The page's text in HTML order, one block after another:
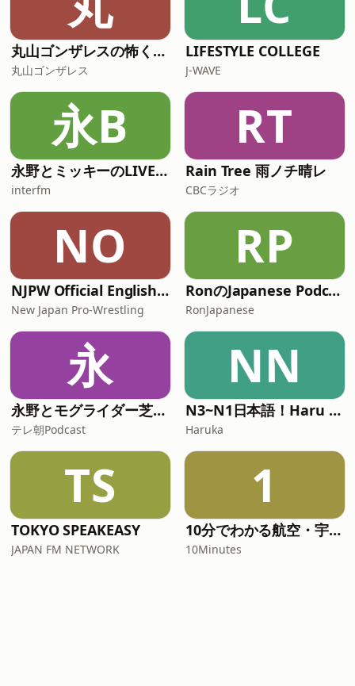
が深く掘り下げたディスカッションを行
います。
丸山ゴンザレスの怖くて奇妙な物件の話
丸山ゴンザレス
LIFESTYLE COLLEGE
J-WAVE
永B
永野とミッキーのLIVE BUZZ -ライブバズ-
interfm
RT
Rain Tree 雨ノチ晴レ
CBCラジオ
NO
NJPW Official English Podcast
New Japan Pro-Wrestling
RP
RonのJapanese Podcast (N4, N3)
RonJapanese
永
永野とモグライダー芝のぐるり遠回り
テレ朝Podcast
NN
N3~N1日本語！Haru no Nihongo
Haruka
TS
TOKYO SPEAKEASY
JAPAN FM NETWORK
1
10分でわかる航空・宇宙ニュース
10Minutes